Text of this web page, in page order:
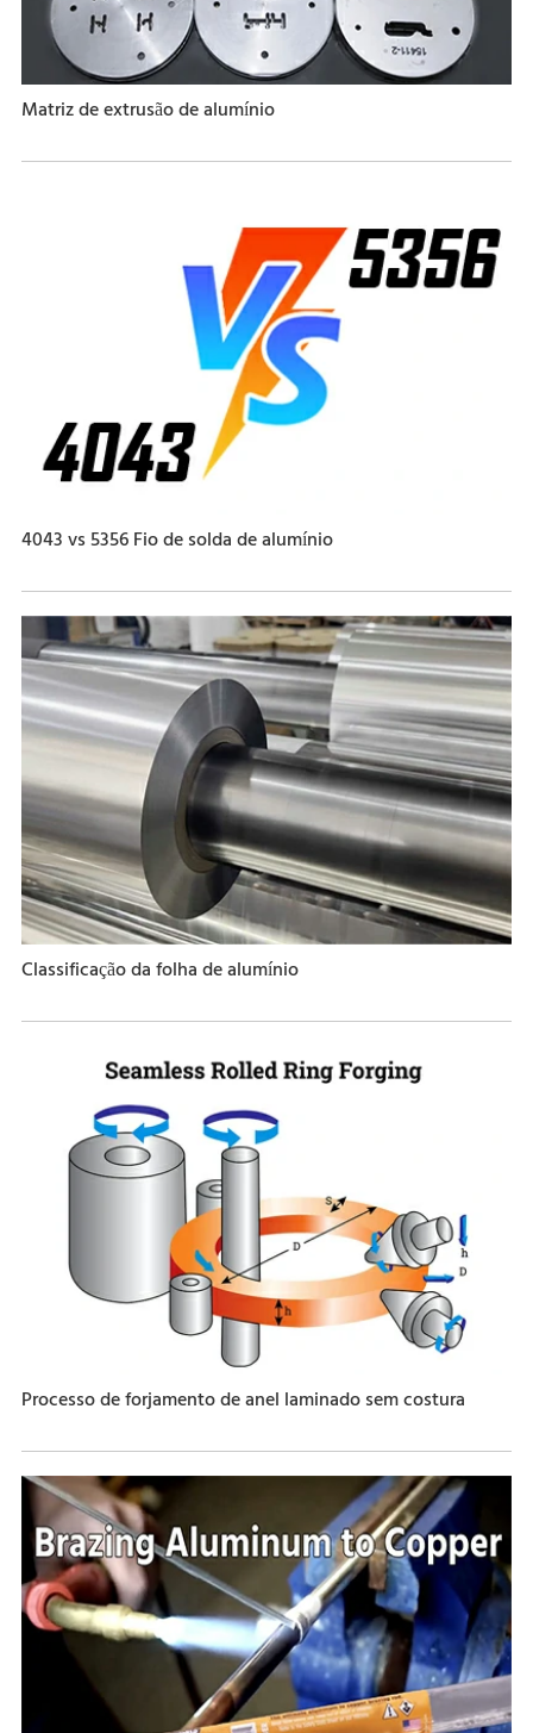
Matriz de extrusão de alumínio
4043 vs 5356 Fio de solda de alumínio
Classificação da folha de alumínio
Processo de forjamento de anel laminado sem costura